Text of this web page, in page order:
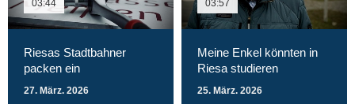
03:44
Riesas Stadtbahner
packen ein
27. März. 2026
03:57
Meine Enkel könnten in
Riesa studieren
25. März. 2026